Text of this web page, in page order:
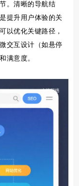
。清晰的导航结
提升用户体验的关
以优化关键路径，
交互设计（如悬停
满意度。